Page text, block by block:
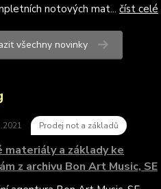
notových mat... číst celé
všechny novinky
Prodej not a základů
materiály a základy ke
z archivu Bon Art Music, SE